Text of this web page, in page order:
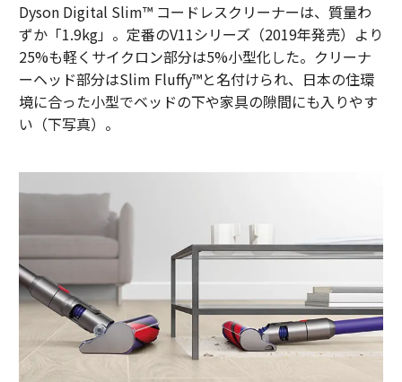
Dyson Digital Slim™️ コードレスクリーナーは、質量わ
ずか「1.9kg」。定番のV11シリーズ（2019年発売）より
25%も軽くサイクロン部分は5%小型化した。クリーナ
ーヘッド部分はSlim Fluffy™️と名付けられ、日本の住環
境に合った小型でベッドの下や家具の隙間にも入りやす
い（下写真）。